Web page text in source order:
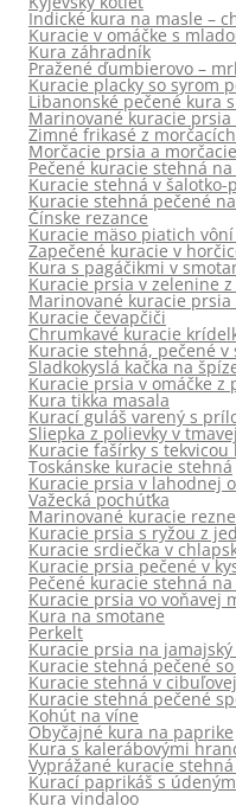
Indické kura na masle –
Kuracie v omáčke s
Kura záhradník
Pražené ďumbierovo –
Kuracie placky so syrom
Libanonské pečené kura
Marinované kuracie
Zimné frikasé z
Morčacie prsia a
Pečené kuracie stehná
Kuracie stehná v šalotko-
Kuracie stehná pečené
Čínske rezance
Kuracie mäso piatich
Zapečené kuracie v
Kura s pagáčikmi v
Kuracie prsia v zelenine z
Marinované kuracie
Kuracie čevapčiči
Chrumkavé kuracie
Kuracie stehná, pečené v
Sladkokyslá kačka na
Kuracie prsia v omáčke z
Kura tikka masala
Kurací guláš varený s
Sliepka z polievky v
Kuracie fašírky s
Toskánske kuracie stehná
Kuracie prsia v lahodnej
Važecká pochúťka
Marinované kuracie rezne
Kuracie prsia s ryžou z
Kuracie srdiečka v
Kuracie prsia pečené v
Pečené kuracie stehná
Kuracie prsia vo voňavej
Kura na smotane
Perkelt
Kuracie prsia na
Kuracie stehná pečené
Kuracie stehná v
Kuracie stehná pečené
Kohút na víne
Obyčajné kura na paprike
Kura s kalerábovými
Vyprážané kuracie
Kurací paprikáš s
Kura vindaloo